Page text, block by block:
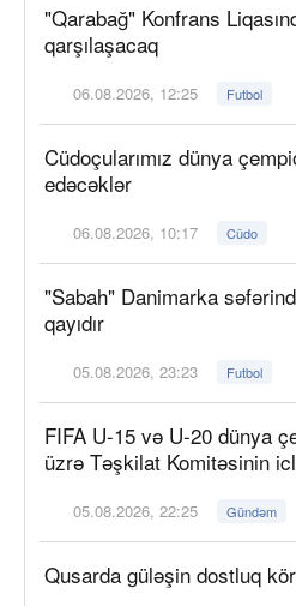
"Qarabağ" Konfrans
qarşılaşacaq
06.08.2026, 12:25 Futbol
Cüdoçularımız dünya
edəcəklər
06.08.2026, 10:17 Cüdo
"Sabah" Danimarka
qayıdır
05.08.2026, 23:23 Futbol
FIFA U-15 və U-20 dünya
üzrə Təşkilat Komitəsinin
05.08.2026, 22:25 Gündəm
Qusarda güləşin dostluq